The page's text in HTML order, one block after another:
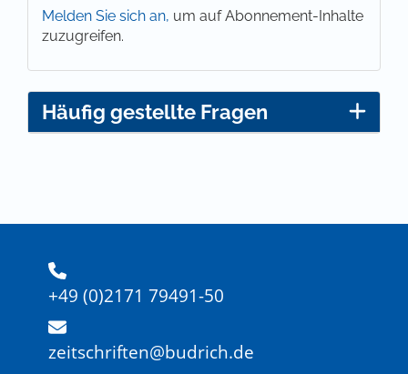
Melden Sie sich an, um auf Abonnement-Inhalte
zuzugreifen.
Häufig gestellte Fragen
+49 (0)2171 79491-50
zeitschriften@budrich.de